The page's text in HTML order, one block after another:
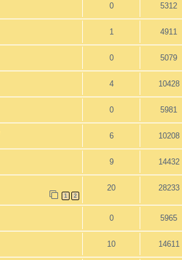
0 5312
1 4911
0 5079
4 10428
0 5981
6 10208
9 14432
1 2
20 28233
0 5965
10 14611